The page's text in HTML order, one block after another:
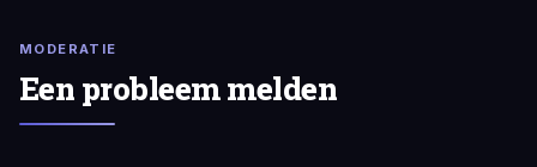
MODERATIE
Een probleem melden